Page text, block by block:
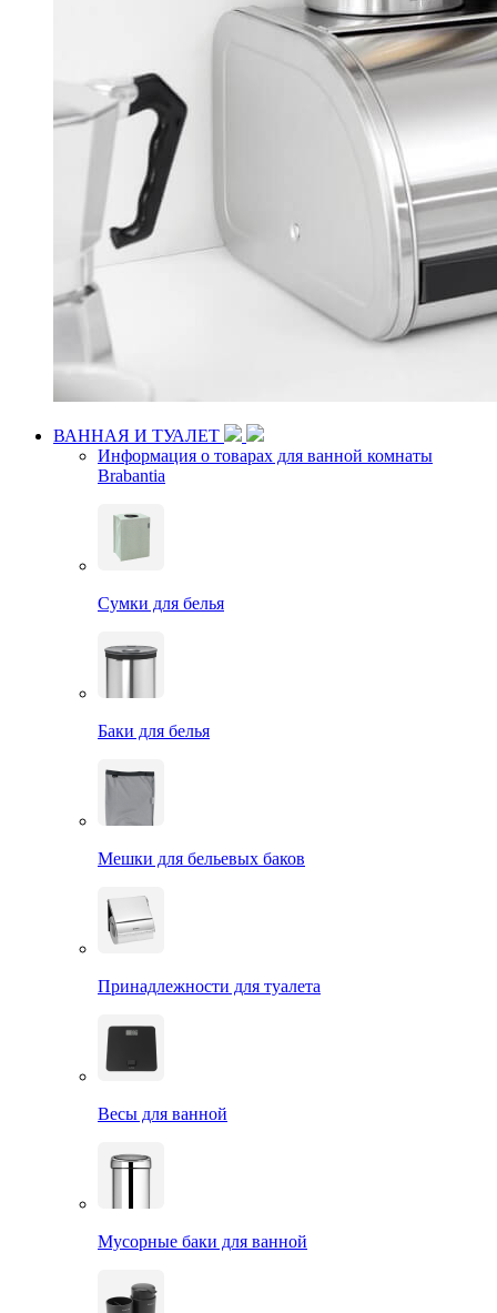
ВАННАЯ И ТУАЛЕТ
Информация о товарах для ванной комнаты
Brabantia
Сумки для белья
Баки для белья
Мешки для бельевых баков
Принадлежности для туалета
Весы для ванной
Мусорные баки для ванной